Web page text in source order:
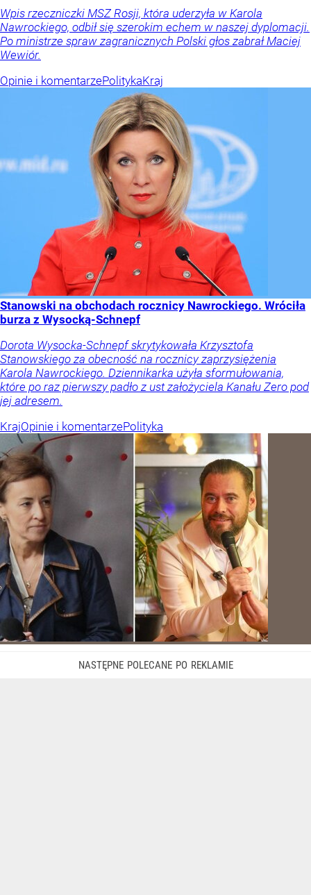
Wpis rzeczniczki MSZ Rosji, która uderzyła w Karola
Nawrockiego, odbił się szerokim echem w naszej dyplomacji.
Po ministrze spraw zagranicznych Polski głos zabrał Maciej
Wewiór.
Opinie i komentarzePolitykaKraj
Stanowski na obchodach rocznicy Nawrockiego. Wróciła
burza z Wysocką-Schnepf
Dorota Wysocka-Schnepf skrytykowała Krzysztofa
Stanowskiego za obecność na rocznicy zaprzysiężenia
Karola Nawrockiego. Dziennikarka użyła sformułowania,
które po raz pierwszy padło z ust założyciela Kanału Zero pod
jej adresem.
KrajOpinie i komentarzePolityka